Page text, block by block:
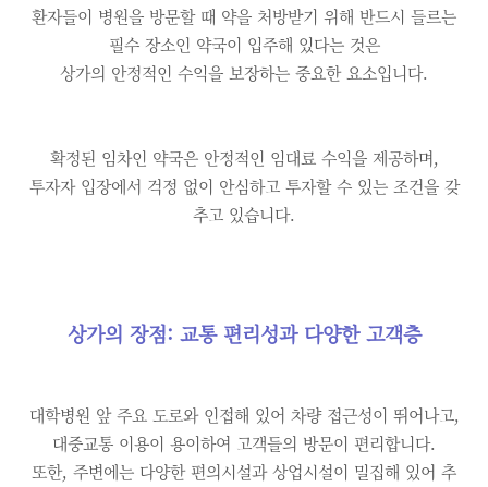
환자들이 병원을 방문할 때 약을 처방받기 위해 반드시 들르는
필수 장소인 약국이 입주해 있다는 것은
상가의 안정적인 수익을 보장하는 중요한 요소입니다.
확정된 임차인 약국은 안정적인 임대료 수익을 제공하며,
투자자 입장에서 걱정 없이 안심하고 투자할 수 있는 조건을 갖
추고 있습니다.
상가의 장점: 교통 편리성과 다양한 고객층
대학병원 앞 주요 도로와 인접해 있어 차량 접근성이 뛰어나고,
대중교통 이용이 용이하여 고객들의 방문이 편리합니다.
또한, 주변에는 다양한 편의시설과 상업시설이 밀집해 있어 추